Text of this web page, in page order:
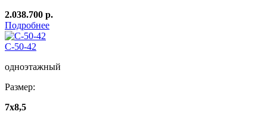
2.038.700 р.
Подробнее
C-50-42
одноэтажный
Размер:
7х8,5